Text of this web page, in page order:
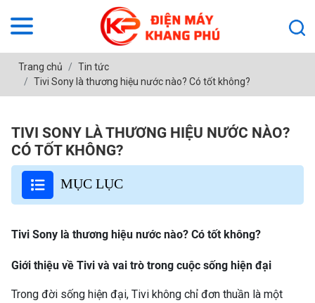
Trang chủ
Tin tức
Tivi Sony là thương hiệu nước nào? Có tốt không?
TIVI SONY LÀ THƯƠNG HIỆU NƯỚC NÀO?
CÓ TỐT KHÔNG?
MỤC LỤC
Tivi Sony là thương hiệu nước nào? Có tốt không?
Giới thiệu về Tivi và vai trò trong cuộc sống hiện đại
Trong đời sống hiện đại, Tivi không chỉ đơn thuần là một